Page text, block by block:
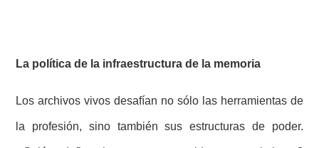
La política de la infraestructura de la memoria
Los archivos vivos desafían no sólo las herramientas de
la profesión, sino también sus estructuras de poder.